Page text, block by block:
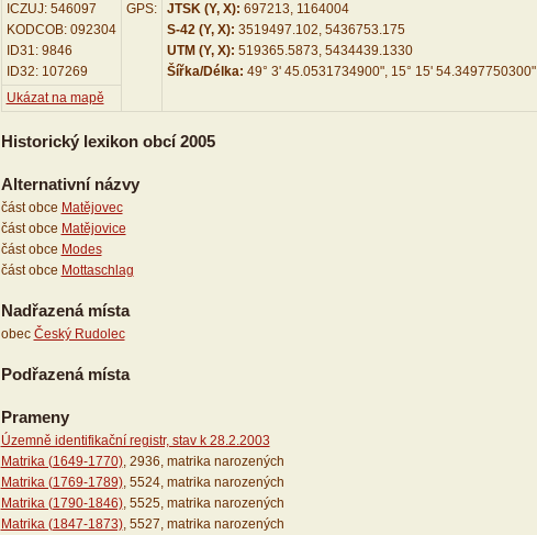
ICZUJ: 546097
KODCOB: 092304
ID31: 9846
ID32: 107269
GPS: JTSK (Y, X): 697213, 1164004
S-42 (Y, X): 3519497.102, 5436753.175
UTM (Y, X): 519365.5873, 5434439.1330
Šířka/Délka: 49° 3' 45.0531734900", 15° 15' 54.3497750300"
Ukázat na mapě
Historický lexikon obcí 2005
Alternativní názvy
část obce Matějovec
část obce Matějovice
část obce Modes
část obce Mottaschlag
Nadřazená místa
obec Český Rudolec
Podřazená místa
Prameny
Územně identifikační registr, stav k 28.2.2003
Matrika (1649-1770), 2936, matrika narozených
Matrika (1769-1789), 5524, matrika narozených
Matrika (1790-1846), 5525, matrika narozených
Matrika (1847-1873), 5527, matrika narozených